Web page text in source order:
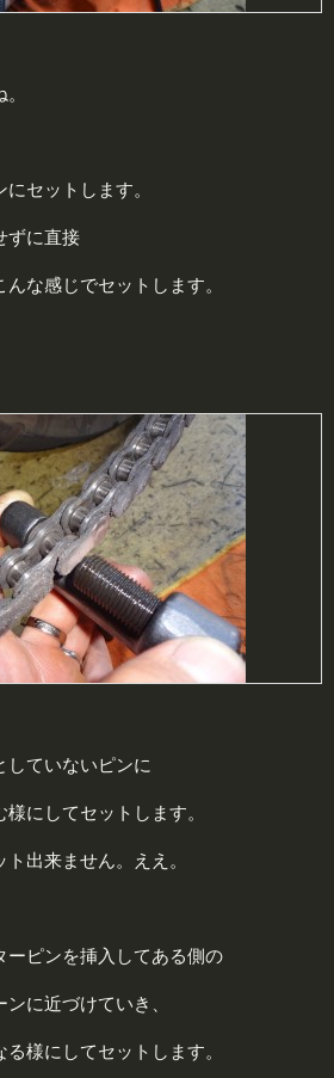
セットします。
ずに直接
な感じでセットします。
していないピンに
にしてセットします。
出来ません。ええ。
ーピンを挿入してある側の
に近づけていき、
様にしてセットします。